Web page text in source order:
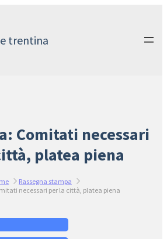
trentina
Comitati necessari
platea piena
Rassegna stampa
necessari per la città, platea piena